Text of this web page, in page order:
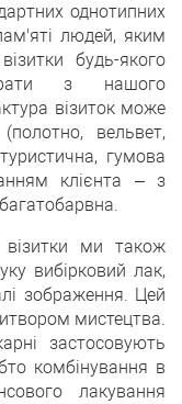
однотипних
людей, яким
будь-якого
з нашого
візиток може
вельвет,
гумова
клієнта – з
візитки ми також
вибірковий лак,
зображення. Цей
мистецтва.
застосовують
комбінування в
лакування